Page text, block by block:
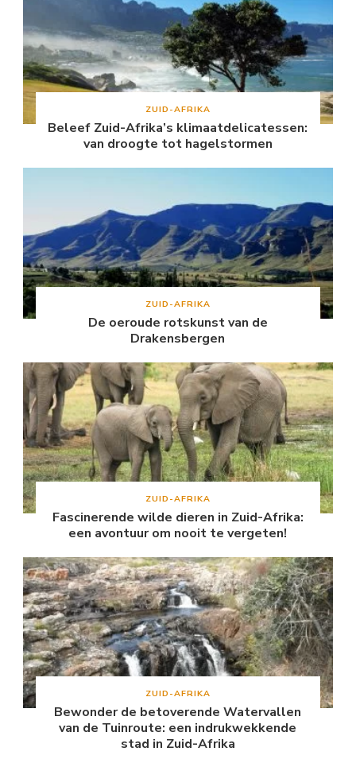
ZUID-AFRIKA
Beleef Zuid-Afrika’s klimaatdelicatessen:
van droogte tot hagelstormen
ZUID-AFRIKA
De oeroude rotskunst van de
Drakensbergen
ZUID-AFRIKA
Fascinerende wilde dieren in Zuid-Afrika:
een avontuur om nooit te vergeten!
ZUID-AFRIKA
Bewonder de betoverende Watervallen
van de Tuinroute: een indrukwekkende
stad in Zuid-Afrika